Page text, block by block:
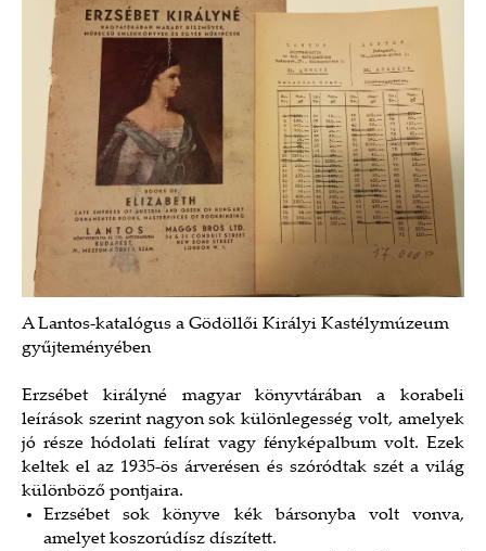
A Lantos-katalógus a Gödöllői Királyi Kastélymúzeum
gyűjteményében
Erzsébet királyné magyar könyvtárában a korabeli
leírások szerint nagyon sok különlegesség volt, amelyek
jó része hódolati felírat vagy fényképalbum volt. Ezek
keltek el az 1935-ös árverésen és szóródtak szét a világ
különböző pontjaira.
Erzsébet sok könyve kék bársonyba volt vonva,
amelyet koszorúdísz díszített.